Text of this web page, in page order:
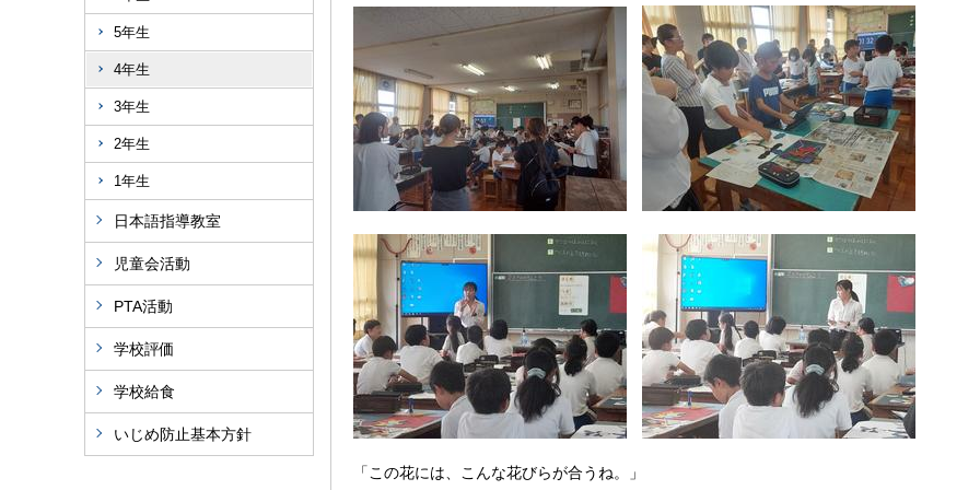
5年生
4年生
3年生
2年生
1年生
日本語指導教室
児童会活動
PTA活動
学校評価
学校給食
いじめ防止基本方針
「この花には、こんな花びらが合うね。」